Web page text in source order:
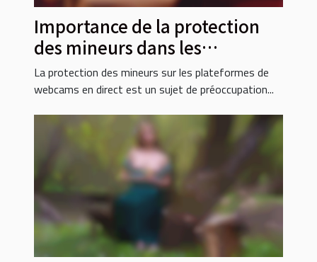
Importance de la protection
des mineurs dans les
plateformes de webcams en
direct
La protection des mineurs sur les plateformes de
webcams en direct est un sujet de préoccupation...